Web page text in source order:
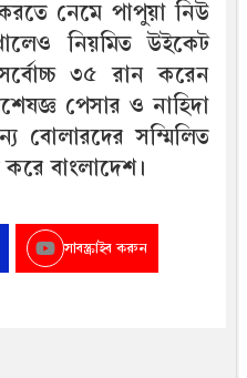
নেমে পাপুয়া নিউ
নিয়মিত উইকেট
৩৫ রান করেন
পেসার ও নাহিদা
বোলারদের সম্মিলিত
করে বাংলাদেশ।
সাবস্ক্রাইব করুন